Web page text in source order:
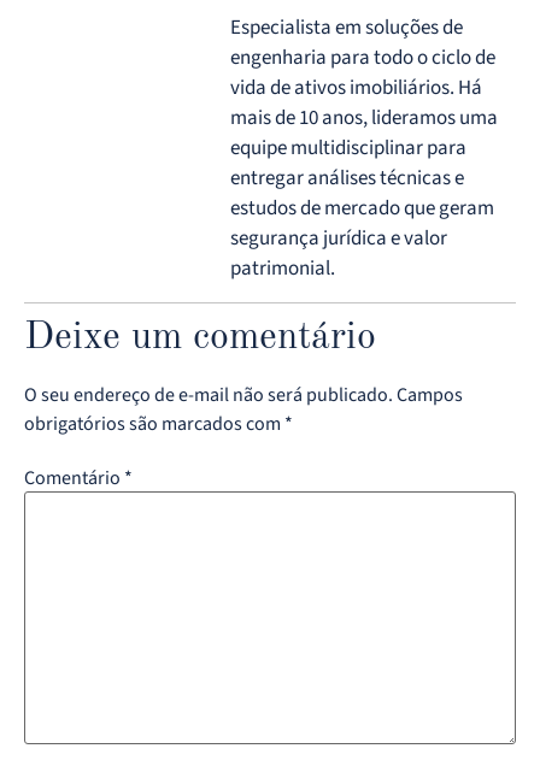
Especialista em soluções de
engenharia para todo o ciclo de
vida de ativos imobiliários. Há
mais de 10 anos, lideramos uma
equipe multidisciplinar para
entregar análises técnicas e
estudos de mercado que geram
segurança jurídica e valor
patrimonial.
Deixe um comentário
O seu endereço de e-mail não será publicado.Campos
obrigatórios são marcados com *
Comentário *